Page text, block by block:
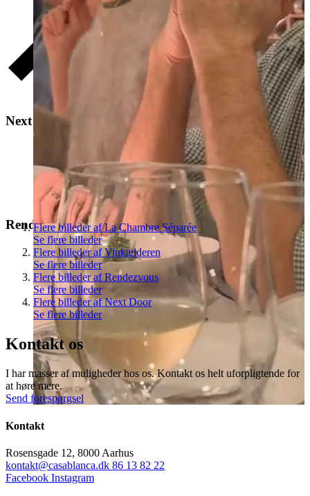
Vinkælder/Lounge
Next Door Next Door
Rendezvous Vinkælder/Lounge
Flere billeder af La Chambre Séparée
Se flere billeder
Flere billeder af Vinkælderen
Se flere billeder
Flere billeder af Rendezvous
Se flere billeder
Flere billeder af Next Door
Se flere billeder
Kontakt os
I har masser af muligheder hos os. Kontakt os helt uforpligtende for
at høre mere.
Send forespørgsel
Kontakt
Rosensgade 12, 8000 Aarhus
kontakt@casablanca.dk 86 13 82 22
Facebook Instagram